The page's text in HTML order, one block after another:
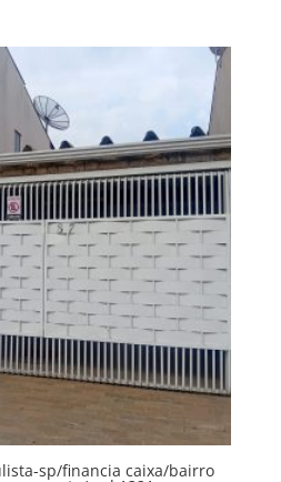
sp/financia caixa/bairro